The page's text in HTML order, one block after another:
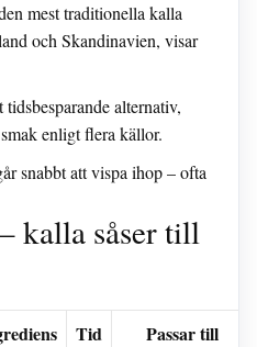
mest traditionella kalla
och Skandinavien, visar
alternativ,
enligt flera källor.
snabbt att vispa ihop – ofta
kalla såser till
Tid Passar till